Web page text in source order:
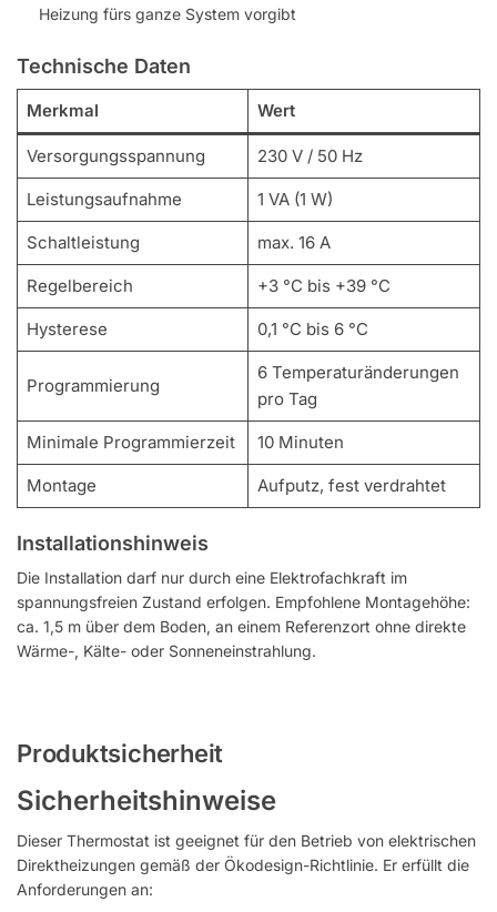
Heizung fürs ganze System vorgibt
Technische Daten
Merkmal Wert
Versorgungsspannung 230 V / 50 Hz
Leistungsaufnahme 1 VA (1 W)
Schaltleistung max. 16 A
Regelbereich +3 °C bis +39 °C
Hysterese 0,1 °C bis 6 °C
Programmierung
6 Temperaturänderungen
pro Tag
Minimale Programmierzeit 10 Minuten
Montage Aufputz, fest verdrahtet
Installationshinweis
Die Installation darf nur durch eine Elektrofachkraft im
spannungsfreien Zustand erfolgen. Empfohlene Montagehöhe:
ca. 1,5 m über dem Boden, an einem Referenzort ohne direkte
Wärme-, Kälte- oder Sonneneinstrahlung.
Produktsicherheit
Sicherheitshinweise
Dieser Thermostat ist geeignet für den Betrieb von elektrischen
Direktheizungen gemäß der Ökodesign-Richtlinie. Er erfüllt die
Anforderungen an: